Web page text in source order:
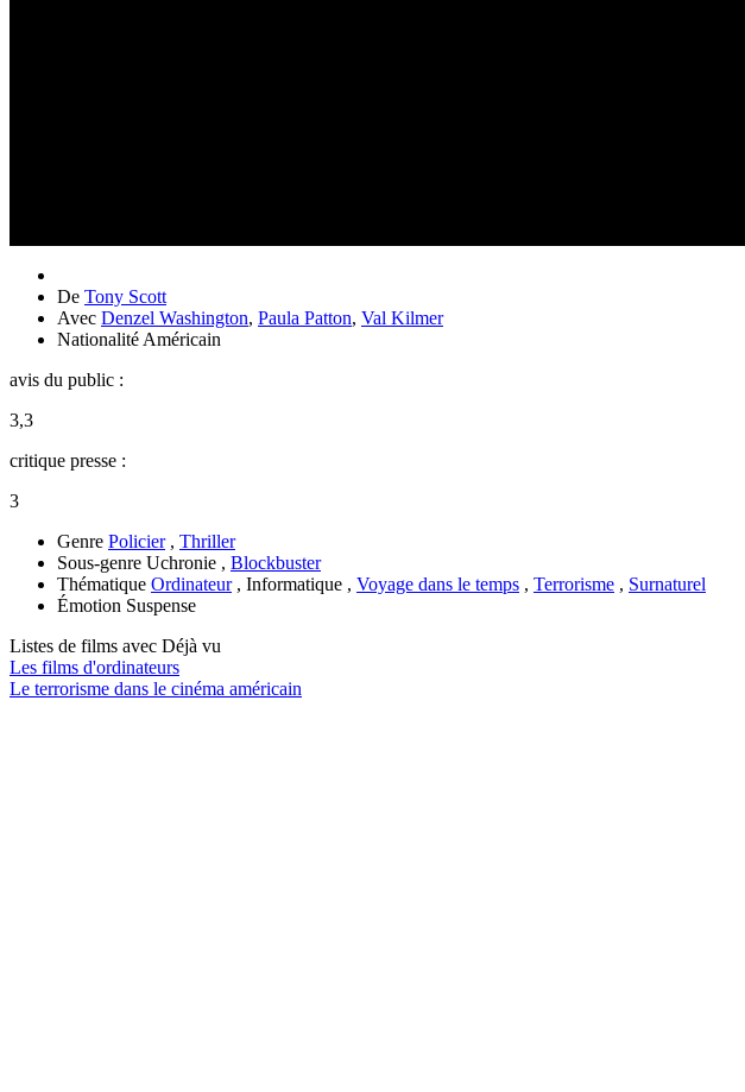
De Tony Scott
Avec Denzel Washington, Paula Patton, Val Kilmer
Nationalité Américain
avis du public :
3,3
critique presse :
3
Genre Policier, Thriller
Sous-genre Uchronie , Blockbuster
Thématique Ordinateur, Informatique , Voyage dans le temps , Terrorisme , Surnaturel
Émotion Suspense
Listes de films avec Déjà vu
Les films d'ordinateurs
Le terrorisme dans le cinéma américain